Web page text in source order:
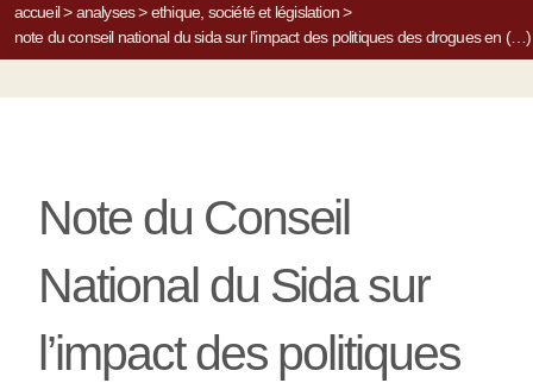
accueil> analyses> ethique, société et législation>
note du conseil national du sida sur l’impact des politiques des drogues en (…)
Note du Conseil
National du Sida sur
l’impact des politiques